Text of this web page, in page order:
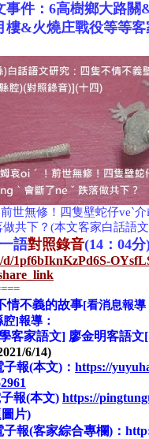
事件：6高樹鄉大路關
樓&火燒庄戰役等等
前世無修！四隻壁蛇仔veˋ
共下？ (本文客家白話語
語對照錄音(14：04分
d/1pf6bIknKzPd6S-
情不義的故事[看消息報
]報導：
客家語文] 廖金明客語文
6/14)
子報(本文)： https://
報(本文) https://
片)
報(客家綜合專欄)：